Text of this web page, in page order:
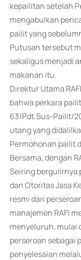
kepailitan setelah
mengabulkan
pailit yang
Putusan tersebut
sekaligus menjadi
makanan itu.
Direktur Utama
bahwa perkara
63/Pdt.Sus-Pailit/
utang yang
Permohonan pailit
Bersama, dengan
Seiring bergulirnya
dan Otoritas Jasa
resmi dari
manajemen RAFI
menyeluruh, mulai
perseroan sebagai
penyelesaian